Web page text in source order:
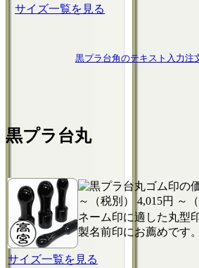
サイズ一覧を見る
黒プラ台角のテキスト入力注
黒プラ台丸
～（税別）
4,015円 ～（
ネーム印に適した丸型
製名前印にお薦めです。
サイズ一覧を見る